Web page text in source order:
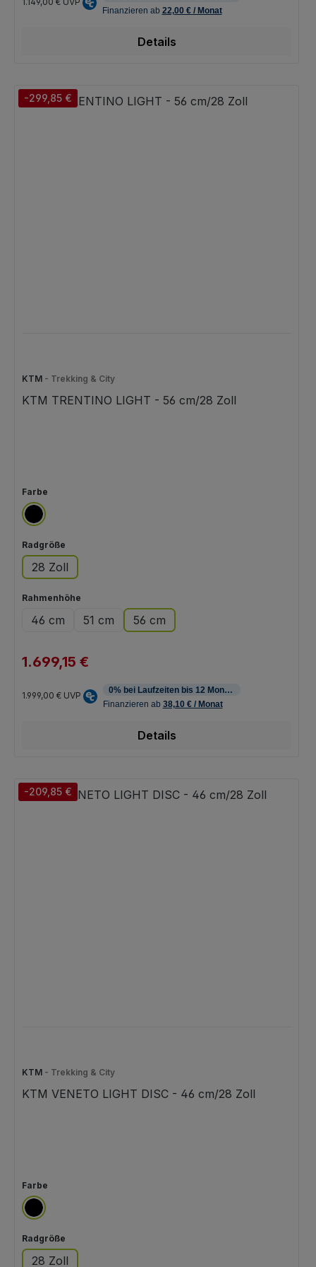
Details
-299,85 €
KTM - Trekking & City
KTM TRENTINO LIGHT - 56 cm/28 Zoll
Farbe
schwarz
Radgröße
28 Zoll
Rahmenhöhe
46 cm 51 cm 56 cm
Verkaufspreis:
1.699,15 €
1.999,00 € UVP
Details
-209,85 €
KTM - Trekking & City
KTM VENETO LIGHT DISC - 46 cm/28 Zoll
Farbe
schwarz
Radgröße
28 Zoll